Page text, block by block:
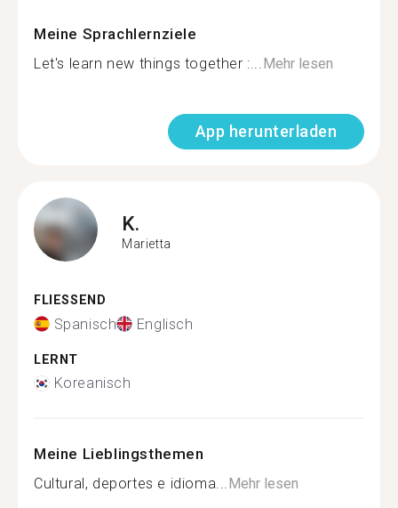
Meine Sprachlernziele
Let's learn new things together :...Mehr lesen
App herunterladen
K.
Marietta
FLIESSEND
Spanisch Englisch
LERNT
Koreanisch
Meine Lieblingsthemen
Cultural, deportes e idioma...Mehr lesen